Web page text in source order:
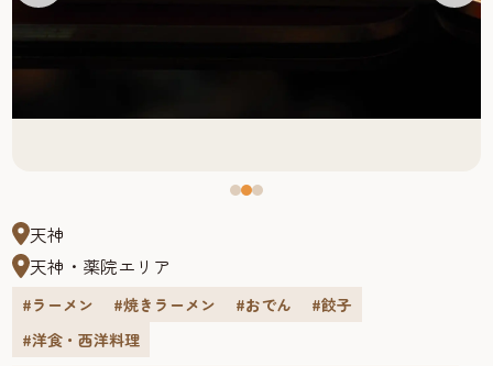
天神
天神・薬院エリア
#ラーメン #焼きラーメン #おでん
#餃子
#洋食・西洋料理